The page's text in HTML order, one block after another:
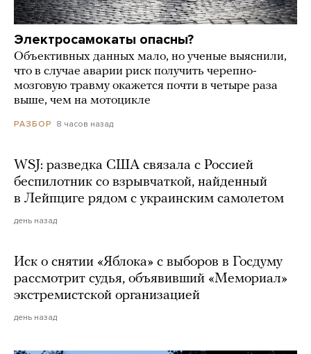
Электросамокаты опасны?
Объективных данных мало, но ученые выяснили,
что в случае аварии риск получить черепно-
мозговую травму окажется почти в четыре раза
выше, чем на мотоцикле
РАЗБОР 8 часов назад
WSJ: разведка США связала с Россией
беспилотник со взрывчаткой, найденный
в Лейпциге рядом с украинским самолетом
день назад
Иск о снятии «Яблока» с выборов в Госдуму
рассмотрит судья, объявивший «Мемориал»
экстремистской организацией
день назад